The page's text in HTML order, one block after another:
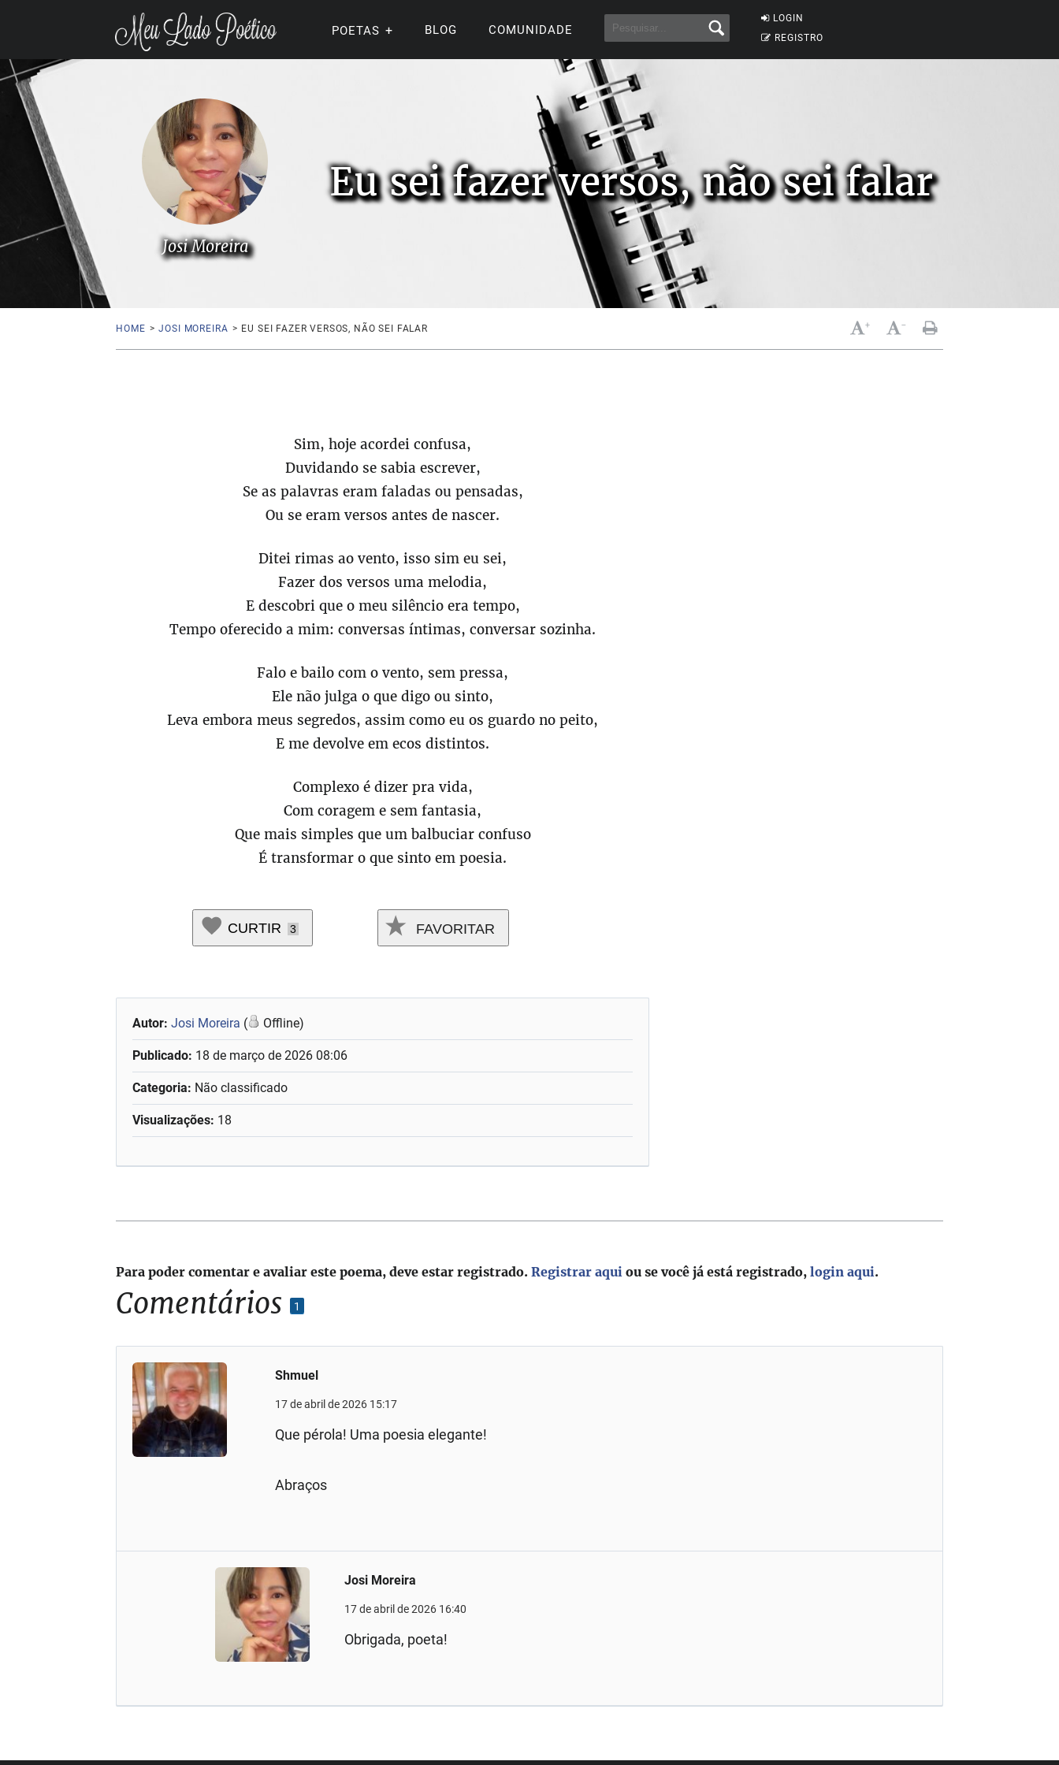
LOGIN
REGISTRO
POETAS BLOG COMUNIDADE
Eu sei fazer versos, não sei falar
Josi Moreira
HOME > JOSI MOREIRA > EU SEI FAZER VERSOS, NÃO SEI FALAR + -
Sim, hoje acordei confusa,
Duvidando se sabia escrever,
Se as palavras eram faladas ou pensadas,
Ou se eram versos antes de nascer.
Ditei rimas ao vento, isso sim eu sei,
Fazer dos versos uma melodia,
E descobri que o meu silêncio era tempo,
Tempo oferecido a mim: conversas íntimas, conversar sozinha.
Falo e bailo com o vento, sem pressa,
Ele não julga o que digo ou sinto,
Leva embora meus segredos, assim como eu os guardo no peito,
E me devolve em ecos distintos.
Complexo é dizer pra vida,
Com coragem e sem fantasia,
Que mais simples que um balbuciar confuso
É transformar o que sinto em poesia.
CURTIR 3 FAVORITAR
Autor:Josi Moreira ( Offline)
Publicado: 18 de março de 2026 08:06
Categoria: Não classificado
Visualizações: 18
Comentários 1
Shmuel
17 de abril de 2026 15:17
Que pérola! Uma poesia elegante!
Abraços
Josi Moreira
17 de abril de 2026 16:40
Obrigada, poeta!
Para poder comentar e avaliar este poema, deve estar registrado.Registrar aqui ou se você já está registrado,login aqui.